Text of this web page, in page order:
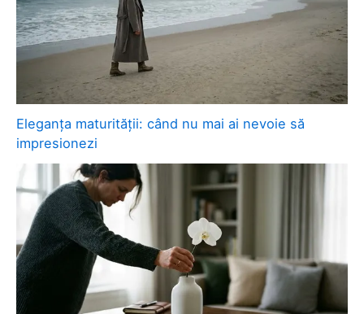
Eleganța maturității: când nu mai ai nevoie să
impresionezi